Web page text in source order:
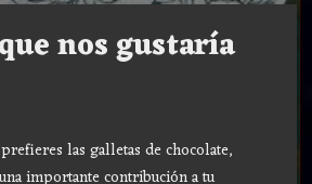
nos gustaría
las galletas de chocolate,
importante contribución a tu